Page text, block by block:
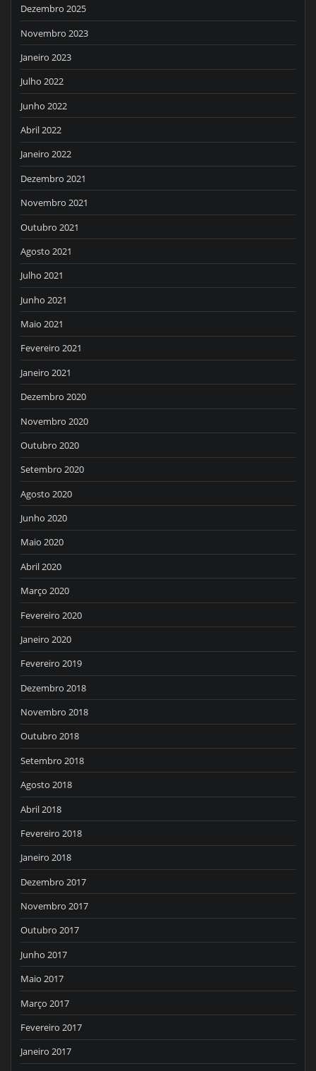
Dezembro 2025
Novembro 2023
Janeiro 2023
Julho 2022
Junho 2022
Abril 2022
Janeiro 2022
Dezembro 2021
Novembro 2021
Outubro 2021
Agosto 2021
Julho 2021
Junho 2021
Maio 2021
Fevereiro 2021
Janeiro 2021
Dezembro 2020
Novembro 2020
Outubro 2020
Setembro 2020
Agosto 2020
Junho 2020
Maio 2020
Abril 2020
Março 2020
Fevereiro 2020
Janeiro 2020
Fevereiro 2019
Dezembro 2018
Novembro 2018
Outubro 2018
Setembro 2018
Agosto 2018
Abril 2018
Fevereiro 2018
Janeiro 2018
Dezembro 2017
Novembro 2017
Outubro 2017
Junho 2017
Maio 2017
Março 2017
Fevereiro 2017
Janeiro 2017